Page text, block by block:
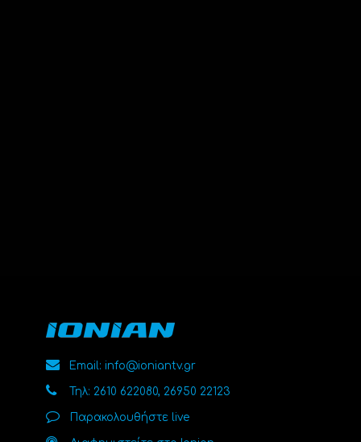
Email: info@ioniantv.gr
Τηλ: 2610 622080, 26950 22123
Παρακολουθήστε live